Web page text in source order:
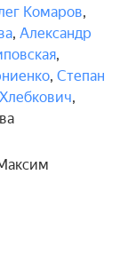
Комаров,
, Александр
,
, Степан
,